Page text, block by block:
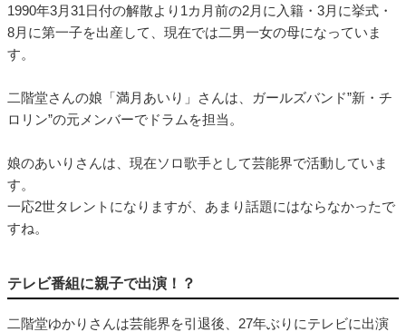
1990年3月31日付の解散より1カ月前の2月に入籍・3月に挙式・
8月に第一子を出産して、現在では二男一女の母になっていま
す。
二階堂さんの娘「満月あいり」さんは、ガールズバンド”新・チ
ロリン”の元メンバーでドラムを担当。
娘のあいりさんは、現在ソロ歌手として芸能界で活動していま
す。
一応2世タレントになりますが、あまり話題にはならなかったで
すね。
テレビ番組に親子で出演！？
二階堂ゆかりさんは芸能界を引退後、27年ぶりにテレビに出演